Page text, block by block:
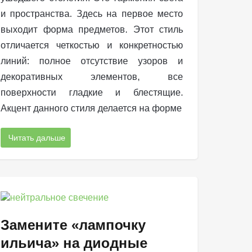
и пространства. Здесь на первое место
выходит форма предметов. Этот стиль
отличается четкостью и конкретностью
линий: полное отсутствие узоров и
декоративных элементов, все
поверхности гладкие и блестящие.
Акцент данного стиля делается на форме
Читать дальше
Замените «лампочку
ильича» на диодные